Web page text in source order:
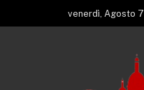
venerdì, Agosto 7